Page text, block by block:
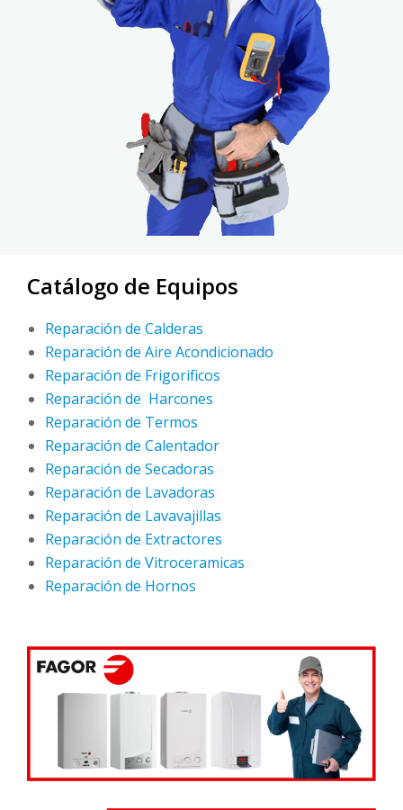
Catálogo de Equipos
Reparación de Calderas
Reparación de Aire Acondicionado
Reparación de Frigorificos
Reparación de Harcones
Reparación de Termos
Reparación de Calentador
Reparación de Secadoras
Reparación de Lavadoras
Reparación de Lavavajillas
Reparación de Extractores
Reparación de Vitroceramicas
Reparación de Hornos